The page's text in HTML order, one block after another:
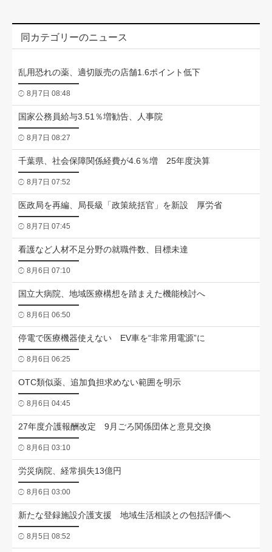
同カテゴリーのニュース
乱用恐れの薬、適切販売の店舗1.6ポイント低下
8月7日 08:48
国家公務員給与3.51％増勧告、人事院
8月7日 08:27
千葉県、社会保障関係経費が4.6％増 25年度決算
8月7日 07:52
医政局を再編、局長級「政策統括官」を新設 厚労省
8月7日 07:45
看護など人材不足分野の就職件数、目標未達
8月6日 07:10
国立大病院、地域医療構想を踏まえた機能検討へ
8月6日 06:50
停電で医療機器使えない EV車を“非常用電源”に
8月6日 06:25
OTC類似薬、追加負担求めない範囲を明示
8月6日 04:45
27年度介護報酬改定 9月ごろ関係団体と意見交換
8月6日 03:10
労災病院、経常損失13億円
8月6日 03:00
新たな登録施設介護支援 地域生活相談との包括評価へ
8月5日 08:52